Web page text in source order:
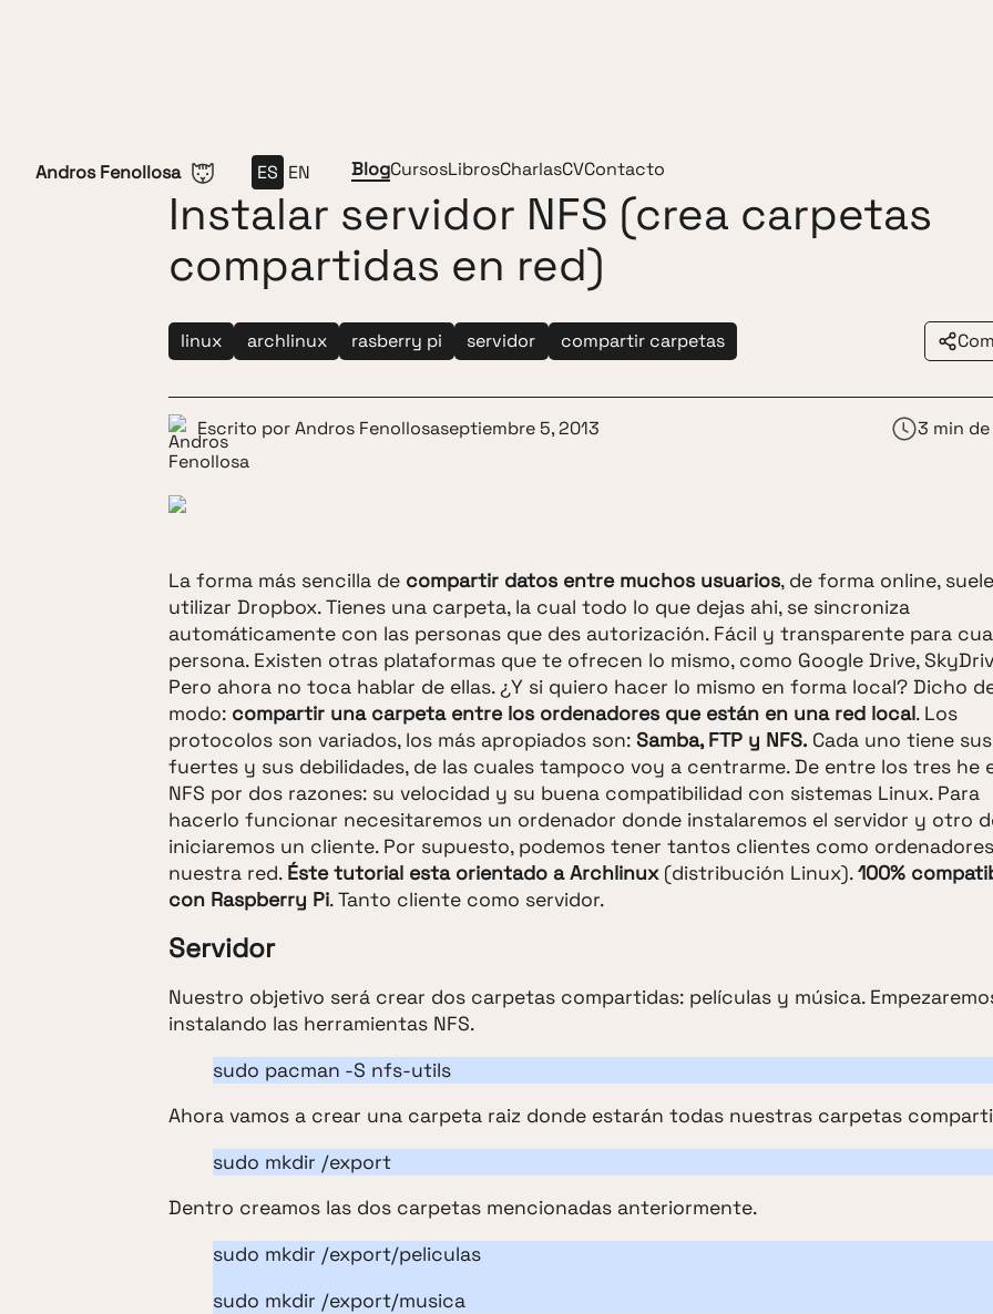
Saltar al contenido
Andros Fenollosa ES EN BlogCursosLibrosCharlasCVContacto
Instalar servidor NFS (crea carpetas
compartidas en red)
linux archlinux rasberry pi servidor compartir carpetas
La forma más sencilla de compartir datos entre muchos usuarios, de forma online,
utilizar Dropbox. Tienes una carpeta, la cual todo lo que dejas ahi, se sincroniza
automáticamente con las personas que des autorización. Fácil y transparente para
persona. Existen otras plataformas que te ofrecen lo mismo, como Google Drive,
Pero ahora no toca hablar de ellas. ¿Y si quiero hacer lo mismo en forma local? Dicho
modo: compartir una carpeta entre los ordenadores que están en una red local. Los
protocolos son variados, los más apropiados son: Samba, FTP y NFS. Cada uno tiene sus
fuertes y sus debilidades, de las cuales tampoco voy a centrarme. De entre los tres he
NFS por dos razones: su velocidad y su buena compatibilidad con sistemas Linux. Para
hacerlo funcionar necesitaremos un ordenador donde instalaremos el servidor y otro
iniciaremos un cliente. Por supuesto, podemos tener tantos clientes como
nuestra red. Éste tutorial esta orientado a Archlinux(distribución Linux).100%
con Raspberry Pi. Tanto cliente como servidor.
Servidor
Nuestro objetivo será crear dos carpetas compartidas: películas y música.
instalando las herramientas NFS.
sudo pacman -S nfs-utils
Ahora vamos a crear una carpeta raiz donde estarán todas nuestras carpetas
sudo mkdir /export
Dentro creamos las dos carpetas mencionadas anteriormente.
sudo mkdir /export/peliculas
sudo mkdir /export/musica
Escrito porAndros Fenollosaseptiembre 5, 2013 3 min